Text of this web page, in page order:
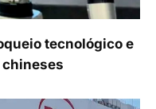
tecnológico e